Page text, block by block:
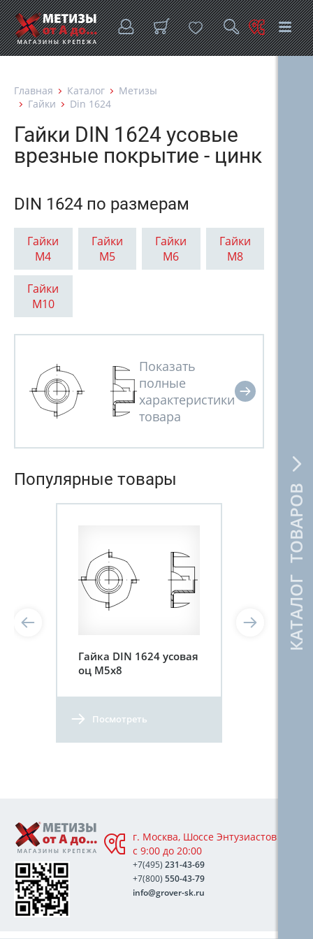
КАТАЛОГ ТОВАРОВ
Главная Каталог
Метизы
Гайки
Din 1624
Гайки DIN 1624 усовые
врезные покрытие - цинк
DIN 1624 по размерам
Гайки
М4
Гайки
М5
Гайки
М6
Гайки
М8
Гайки
М10
Популярные товары
Гайка DIN 1624 усовая
оц М5х8
Посмотреть
г. Москва, Шоссе Энтузиастов 76А,
с 9:00 до 20:00
+7(495) 231-43-69
+7(800) 550-43-79
info@grover-sk.ru